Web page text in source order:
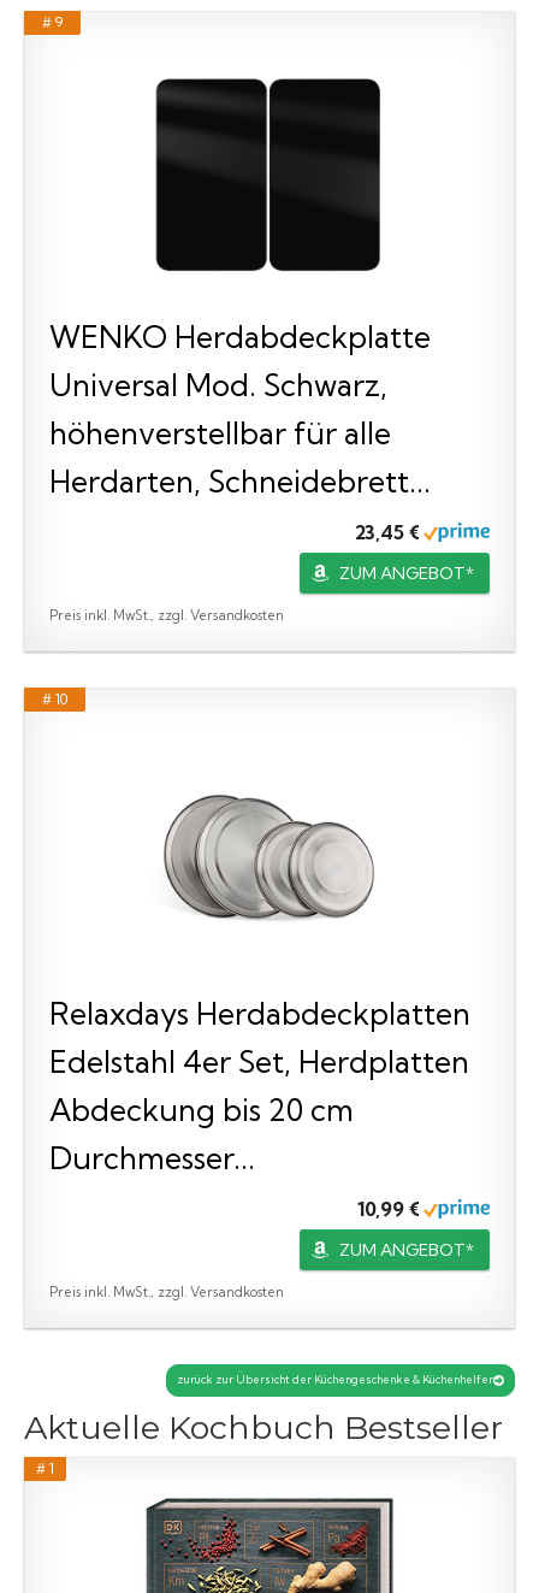
# 9
WENKO Herdabdeckplatte
Universal Mod. Schwarz,
höhenverstellbar für alle
Herdarten, Schneidebrett...
23,45 €
ZUM ANGEBOT*
Preis inkl. MwSt., zzgl. Versandkosten
# 10
Relaxdays Herdabdeckplatten
Edelstahl 4er Set, Herdplatten
Abdeckung bis 20 cm
Durchmesser...
10,99 €
ZUM ANGEBOT*
Preis inkl. MwSt., zzgl. Versandkosten
zurück zur Übersicht der Küchengeschenke & Küchenhelfer
Aktuelle Kochbuch Bestseller
# 1